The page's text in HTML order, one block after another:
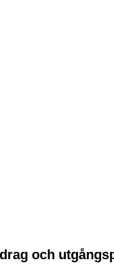
och